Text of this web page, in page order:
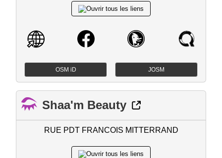
OSM iD JOSM
Shaa'm Beauty
RUE PDT FRANCOIS MITTERRAND